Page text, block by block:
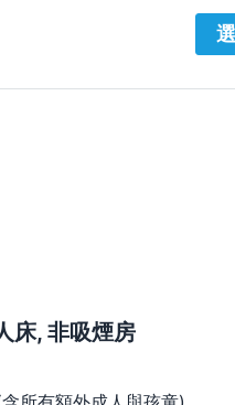
床, 非吸煙房